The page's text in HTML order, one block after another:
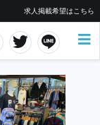
求人掲載希望はこちら